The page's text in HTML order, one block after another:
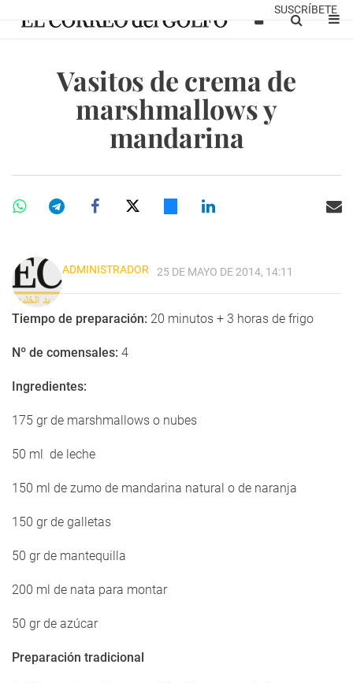
SUSCRÍBETE
Vasitos de crema de
marshmallows y
mandarina
ADMINISTRADOR 25 DE MAYO DE 2014, 14:11
Tiempo de preparación: 20 minutos + 3 horas de frigo
Nº de comensales: 4
Ingredientes:
175 gr de marshmallows o nubes
50 ml de leche
150 ml de zumo de mandarina natural o de naranja
150 gr de galletas
50 gr de mantequilla
200 ml de nata para montar
50 gr de azúcar
Preparación tradicional